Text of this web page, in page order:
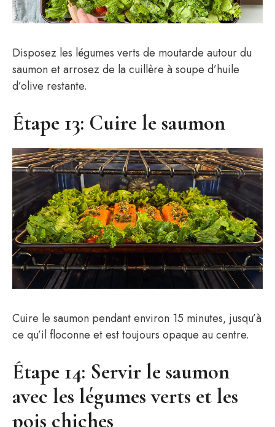
Disposez les légumes verts de moutarde autour du
saumon et arrosez de la cuillère à soupe d’huile
d’olive restante.
Étape 13: Cuire le saumon
Cuire le saumon pendant environ 15 minutes, jusqu’à
ce qu’il floconne et est toujours opaque au centre.
Étape 14: Servir le saumon
avec les légumes verts et les
pois chiches